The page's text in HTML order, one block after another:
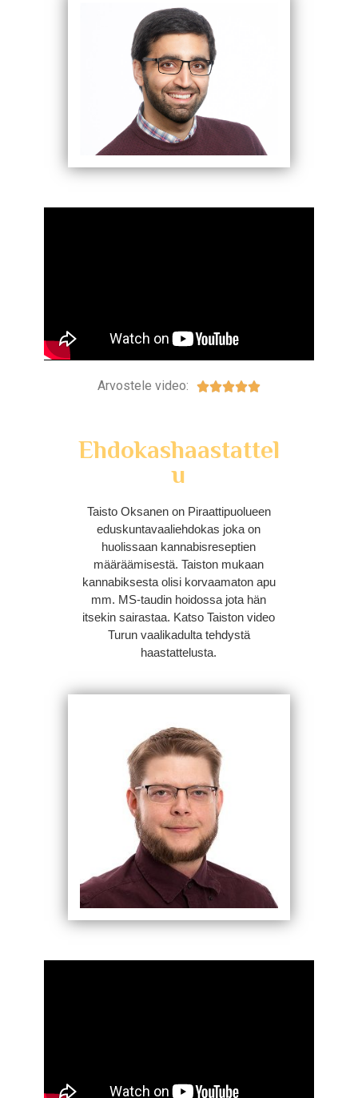
Arvostele video: 
Ehdokashaastattel
u
Taisto Oksanen on Piraattipuolueen
eduskuntavaaliehdokas joka on
huolissaan kannabisreseptien
määräämisestä. Taiston mukaan
kannabiksesta olisi korvaamaton apu
mm. MS-taudin hoidossa jota hän
itsekin sairastaa. Katso Taiston video
Turun vaalikadulta tehdystä
haastattelusta.